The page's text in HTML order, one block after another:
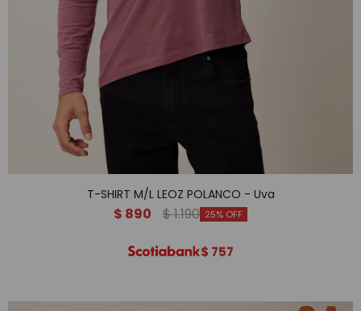
T-SHIRT M/L LEOZ POLANCO - Uva
$ 890 $1.190 25
$ 757